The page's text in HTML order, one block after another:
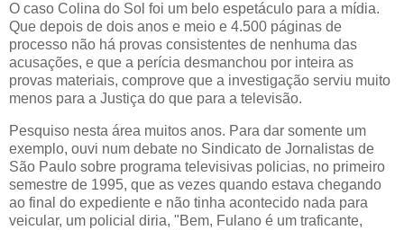
O caso Colina do Sol foi um belo espetáculo para a mídia.
Que depois de dois anos e meio e 4.500 páginas de
processo não há provas consistentes de nenhuma das
acusações, e que a perícia desmanchou por inteira as
provas materiais, comprove que a investigação serviu muito
menos para a Justiça do que para a televisão.
Pesquiso nesta área muitos anos. Para dar somente um
exemplo, ouvi num debate no Sindicato de Jornalistas de
São Paulo sobre programa televisivas policias, no primeiro
semestre de 1995, que as vezes quando estava chegando
ao final do expediente e não tinha acontecido nada para
veicular, um policial diria, "Bem, Fulano é um traficante,